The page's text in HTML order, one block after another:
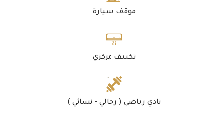
موقف سيارة
تكييف مركزي
نادي رياضي ( رجالي - نسائي )